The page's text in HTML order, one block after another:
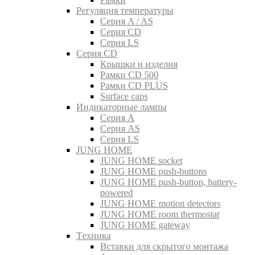
Регуляция температуры
Серия A / AS
Серия CD
Серия LS
Серия CD
Крышки и изделия
Рамки CD 500
Рамки CD PLUS
Surface caps
Индикаторные лампы
Серия A
Серия AS
Серия LS
JUNG HOME
JUNG HOME socket
JUNG HOME push-buttons
JUNG HOME push-button, battery-
powered
JUNG HOME motion detectors
JUNG HOME room thermostat
JUNG HOME gateway
Tехника
Вставки для скрытого монтажа